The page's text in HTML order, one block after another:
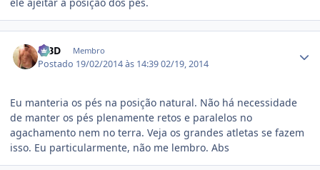
MBD Membro
Postado 19/02/2014 às 14:3902/19, 2014
Eu manteria os pés na posição natural. Não há necessidade
de manter os pés plenamente retos e paralelos no
agachamento nem no terra. Veja os grandes atletas se fazem
isso. Eu particularmente, não me lembro. Abs